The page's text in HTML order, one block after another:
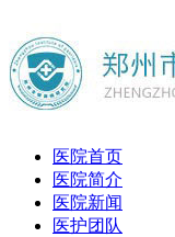
医院首页
医院简介
医院新闻
医护团队